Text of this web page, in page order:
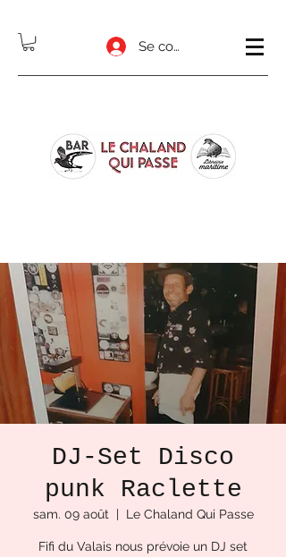
Se connecter
DJ-Set Disco
punk Raclette
sam. 09 août
  |
Le Chaland Qui Passe
Fifi du Valais nous prévoie un DJ set